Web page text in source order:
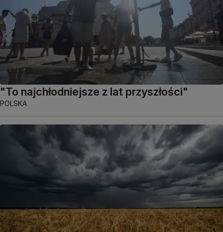
"To najchłodniejsze z lat przyszłości"
POLSKA